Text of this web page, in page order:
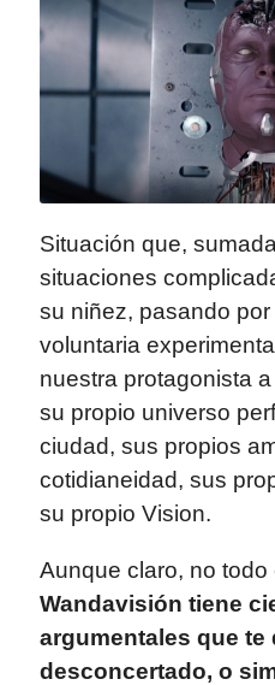
Situación que,
situaciones
su niñez, pasando
voluntaria
nuestra protagonista
su propio universo
ciudad, sus propios
cotidianeidad, sus
su propio Vision.
Aunque claro, no todo
Wandavisión tiene
argumentales que te
desconcertado, o